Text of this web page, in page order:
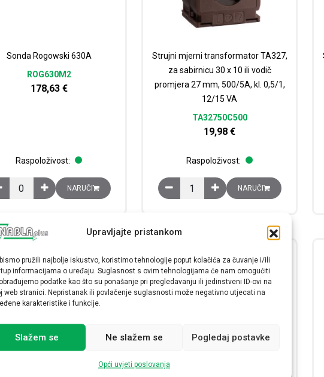
Upravljajte pristankom
pružili najbolje iskustvo, koristimo tehnologije poput kolačića za čuvanje i/ili
informacijama o uređaju. Suglasnost s ovim tehnologijama će nam omogućiti
podatke kao što su ponašanje pri pregledavanju ili jedinstveni ID-ovi na
web stranici. Nepristanak ili povlačenje suglasnosti može negativno utjecati na
karakteristike i funkcije.
Slažem se Ne slažem se Pogledaj postavke
Opći uvjeti poslovanja
Sonda Rogowski 630A
ROG630M2
178,63 €
Raspoloživost:
Sonda Rogowski 630A količina
NARUČI
Strujni mjerni transformator TA327,
za sabirnicu 30 x 10 ili vodič
promjera 27 mm, 500/5A, kl. 0,5/1,
12/15 VA
TA32750C500
19,98 €
Raspoloživost:
Strujni mjerni transformator TA327,
NARUČI